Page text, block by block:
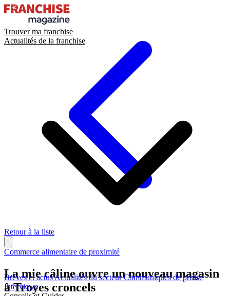
Trouver ma franchise
Actualités de la franchise
Brèves et actusActualités du secteurCommuniqués de presse
Interviews
Retour à la liste
Commerce alimentaire de proximité
La mie câline ouvre un nouveau magasin
à Troyes croncels